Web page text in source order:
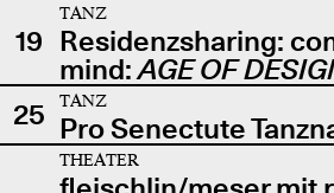
19
TANZ
Residenzsharing:
mind:AGE OF
25
TANZ
Pro Senectute
THEATER